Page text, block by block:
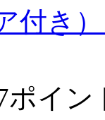
付き
ポイ